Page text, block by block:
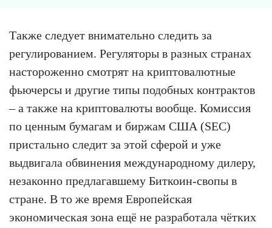
Также следует внимательно следить за
регулированием. Регуляторы в разных странах
настороженно смотрят на криптовалютные
фьючерсы и другие типы подобных контрактов
– а также на криптовалюты вообще. Комиссия
по ценным бумагам и биржам США (SEC)
пристально следит за этой сферой и уже
выдвигала обвинения международному дилеру,
незаконно предлагавшему Биткоин-свопы в
стране. В то же время Европейская
экономическая зона ещё не разработала чётких